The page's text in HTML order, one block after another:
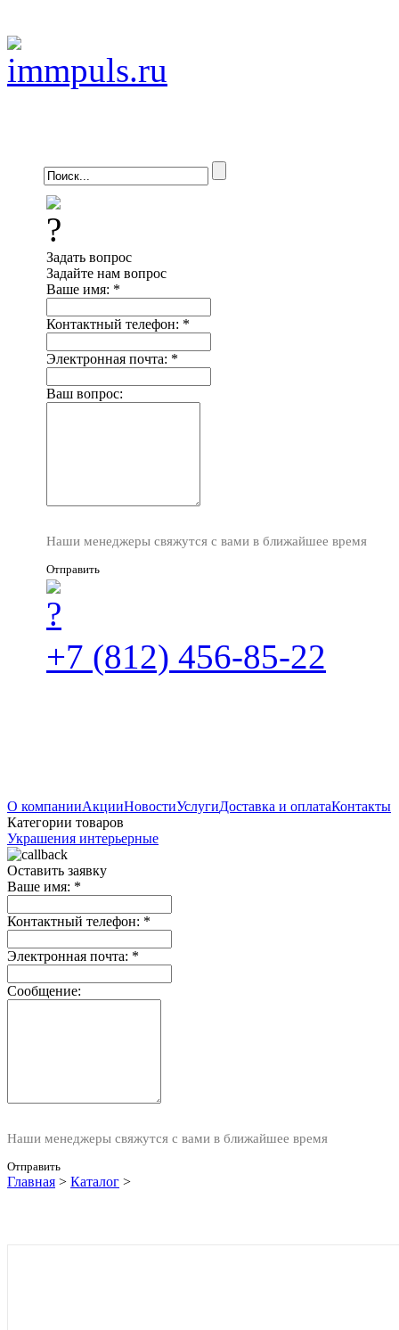
Задать вопрос
Задайте нам вопрос
Ваше имя: *
Контактный телефон: *
Электронная почта: *
Ваш вопрос:
Наши менеджеры свяжутся с вами в ближайшее время
Отправить
+7 (812) 456-85-22
О компанииАкцииНовостиУслугиДоставка и оплатаКонтакты
Категории товаров
Украшения интерьерные
Оставить заявку
Ваше имя: *
Контактный телефон: *
Электронная почта: *
Сообщение:
Наши менеджеры свяжутся с вами в ближайшее время
Отправить
Главная > Каталог >